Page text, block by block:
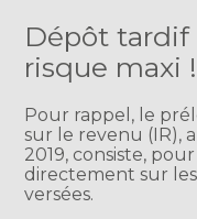
Dépôt tardif
risque maxi !
Pour rappel, le
sur le revenu (IR),
2019, consiste,
directement sur
versées.